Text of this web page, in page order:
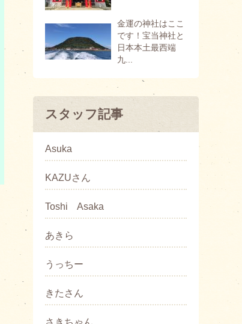
金運の神社はここ
です！宝当神社と
日本本土最西端
九...
スタッフ記事
Asuka
KAZUさん
Toshi Asaka
あきら
うっちー
きたさん